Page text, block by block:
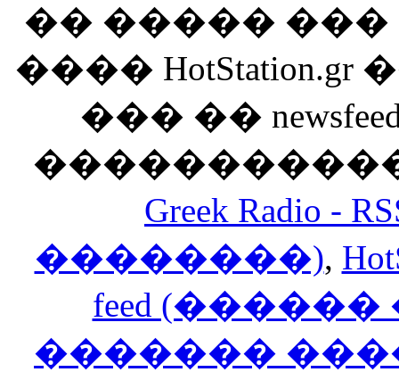
�� �����
����
��� ��
Greek Radio
��������),
feed
�������